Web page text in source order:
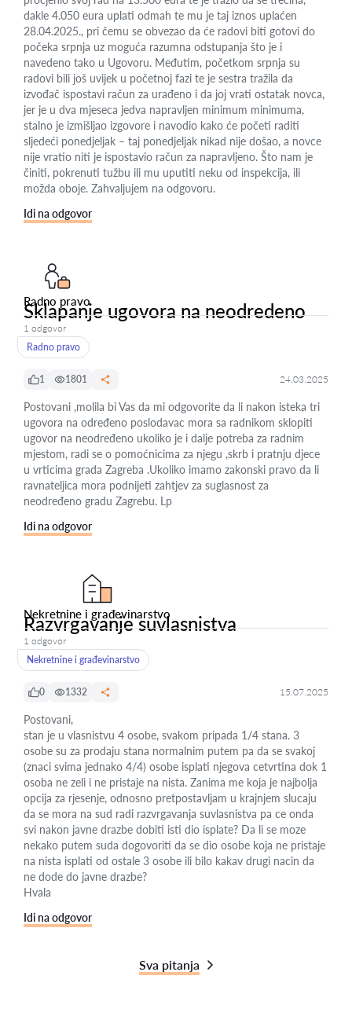
dakle 4.050 eura uplati odmah te mu je taj iznos uplaćen
28.04.2025., pri čemu se obvezao da će radovi biti gotovi do
počeka srpnja uz moguća razumna odstupanja što je i
navedeno tako u Ugovoru. Međutim, početkom srpnja su
radovi bili još uvijek u početnoj fazi te je sestra tražila da
izvođač ispostavi račun za urađeno i da joj vrati ostatak novca,
jer je u dva mjeseca jedva napravljen minimum minimuma,
stalno je izmišljao izgovore i navodio kako će početi raditi
sljedeći ponedjeljak – taj ponedjeljak nikad nije došao, a novce
nije vratio niti je ispostavio račun za napravljeno. Što nam je
činiti, pokrenuti tužbu ili mu uputiti neku od inspekcija, ili
možda oboje. Zahvaljujem na odgovoru.
Idi na odgovor
Radno pravo
Sklapanje ugovora na neodredeno
1 odgovor
Radno pravo
1 1801 24.03.2025
Postovani ,molila bi Vas da mi odgovorite da li nakon isteka tri
ugovora na određeno poslodavac mora sa radnikom sklopiti
ugovor na neodređeno ukoliko je i dalje potreba za radnim
mjestom, radi se o pomoćnicima za njegu ,skrb i pratnju djece
u vrticima grada Zagreba .Ukoliko imamo zakonski pravo da li
ravnateljica mora podnijeti zahtjev za suglasnost za
neodređeno gradu Zagrebu. Lp
Idi na odgovor
Nekretnine i građevinarstvo
Razvrgavanje suvlasnistva
1 odgovor
Nekretnine i građevinarstvo
0 1332 15.07.2025
Postovani,
stan je u vlasnistvu 4 osobe, svakom pripada 1/4 stana. 3
osobe su za prodaju stana normalnim putem pa da se svakoj
(znaci svima jednako 4/4) osobe isplati njegova cetvrtina dok 1
osoba ne zeli i ne pristaje na nista. Zanima me koja je najbolja
opcija za rjesenje, odnosno pretpostavljam u krajnjem slucaju
da se mora na sud radi razvrgavanja suvlasnistva pa ce onda
svi nakon javne drazbe dobiti isti dio isplate? Da li se moze
nekako putem suda dogovoriti da se dio osobe koja ne pristaje
na nista isplati od ostale 3 osobe ili bilo kakav drugi nacin da
ne dode do javne drazbe?
Hvala
Idi na odgovor
Sva pitanja